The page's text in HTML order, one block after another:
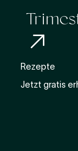
Rezepte
Jetzt gratis